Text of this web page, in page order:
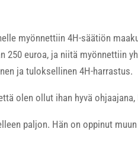
myönnettiin 4H-säätiön
250 euroa, ja niitä myönnettiin
ja tuloksellinen 4H-harrastus.
olen ollut ihan hyvä ohjaajana,
paljon. Hän on oppinut